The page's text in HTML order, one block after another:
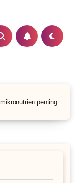
mikronutrien penting